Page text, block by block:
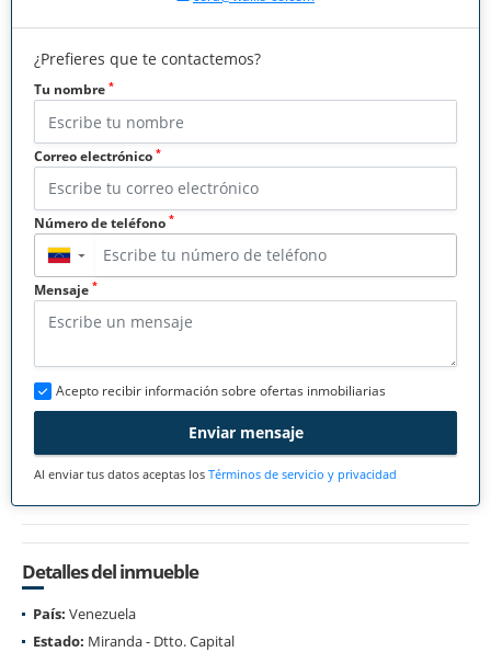
¿Prefieres que te contactemos?
Tu nombre *
Correo electrónico *
Número de teléfono *
▼
Mensaje *
Acepto recibir información sobre ofertas inmobiliarias
Enviar mensaje
Al enviar tus datos aceptas los Términos de servicio y privacidad
Detalles del inmueble
País: Venezuela
Estado: Miranda - Dtto. Capital